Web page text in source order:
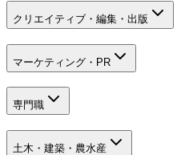
クリエイティブ・編集・出版
マーケティング・PR
専門職
土木・建築・農水産